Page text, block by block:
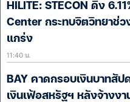
HILITE: STECON ดิ่ง
Center กระทบจิตวิทยาช่
แกร่ง
11:40 น.
BAY คาดกรอบเงินบาทสั
เงินเฟ้อสหรัฐฯ หลังจ้างง